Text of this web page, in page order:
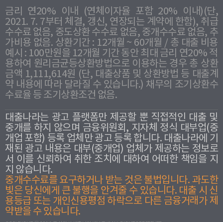
금리 연20% 이내 (연체이자율 포함 20% 이내)(단,
2021. 7. 7부터 체결, 갱신, 연장되는 계약에 한함), 취급
수수료 없음, 중도상환 수수료 없음, 중개수수료 없음, 추
가비용 없음. 상환기간 : 12개월 ~ 60개월 / 총 대출 비용
예시 : 100만원을 12개월 기간 동안 최대 금리 연20% 적
용하여 원리금균등상환방법으로 이용하는 경우 총 상환
금액 1,111,614원 (단, 대출상품 및 상환방법 등 대출계
약 내용에 따라 달라질 수 있습니다.) 채무의 조기상환수
수료율 등 조기상환조건 없음.
대출나라는 광고 플랫폼만 제공할 뿐 직접적인 대출 및
중개를 하지 않으며 금융위원회, 지자체 정식 대부업(중
개업 포함) 등록 업체만 광고 등록 합니다. 대출나라에 기
재된 광고 내용은 대부(중개업) 업체가 제공하는 정보로
서 이를 신뢰하여 취한 조치에 대하여 어떠한 책임을 지
지 않습니다.
중개수수료를 요구하거나 받는 것은 불법입니다. 과도한
빛은 당신에게 큰 불행을 안겨줄 수 있습니다. 대출 시 신
용등급 또는 개인신용평점 하락으로 다른 금융거래가 제
약받을 수 있습니다.